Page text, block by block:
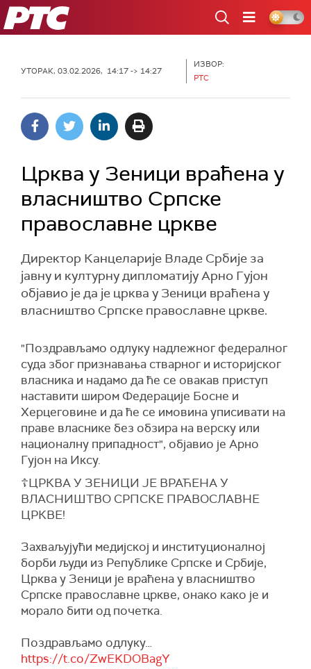
РТС
УТОРАК, 03.02.2026, 14:17 -> 14:27
ИЗВОР:
РТС
Црква у Зеници враћена у
власништво Српске
православне цркве
Директор Канцеларије Владе Србије за
јавну и културну дипломатију Арно Гујон
објавио је да је црква у Зеници враћена у
власништво Српске православне цркве.
"Поздрављамо одлуку надлежног федералног
суда због признавања стварног и историјског
власника и надамо да ће се овакав приступ
наставити широм Федерације Босне и
Херцеговине и да ће се имовина уписивати на
праве власнике без обзира на верску или
националну припадност", објавио је Aрно
Гујон на Иксу.
☦️ЦРКВА У ЗЕНИЦИ ЈЕ ВРАЋЕНА У
ВЛАСНИШТВО СРПСКЕ ПРАВОСЛАВНЕ
ЦРКВЕ!
Захваљујући медијској и институционалној
борби људи из Републике Српске и Србије,
Црква у Зеници је враћена у власништво
Српске православне цркве, онако како је и
морало бити од почетка.
Поздрављамо одлуку…
https://t.co/ZwEKDOBagY